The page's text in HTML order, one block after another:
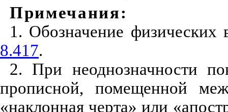
Примечания:
1. Обозначение
8.417.
2. При неоднозначности
прописной, помещенной
«наклонная черта» или